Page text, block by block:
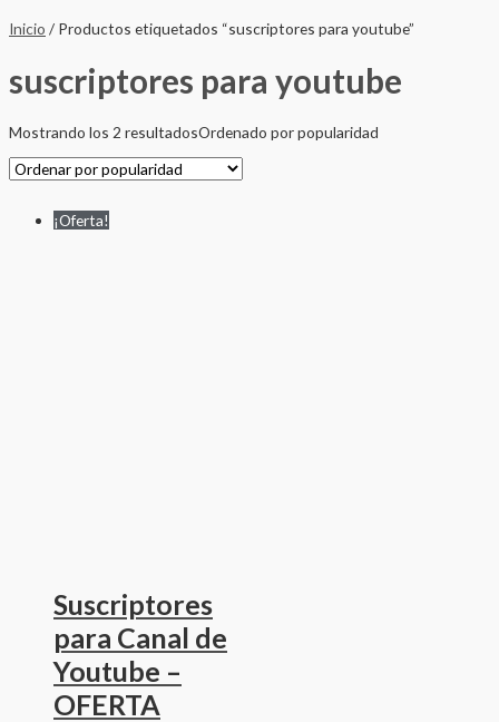
Inicio / Productos etiquetados “suscriptores para youtube”
suscriptores para youtube
Mostrando los 2 resultadosOrdenado por popularidad
¡Oferta!
Suscriptores
para Canal de
Youtube –
OFERTA